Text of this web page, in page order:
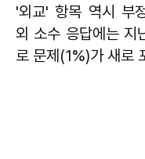
'외교' 항목 역시 부
외 소수 응답에는 지
로 문제(1%)가 새로